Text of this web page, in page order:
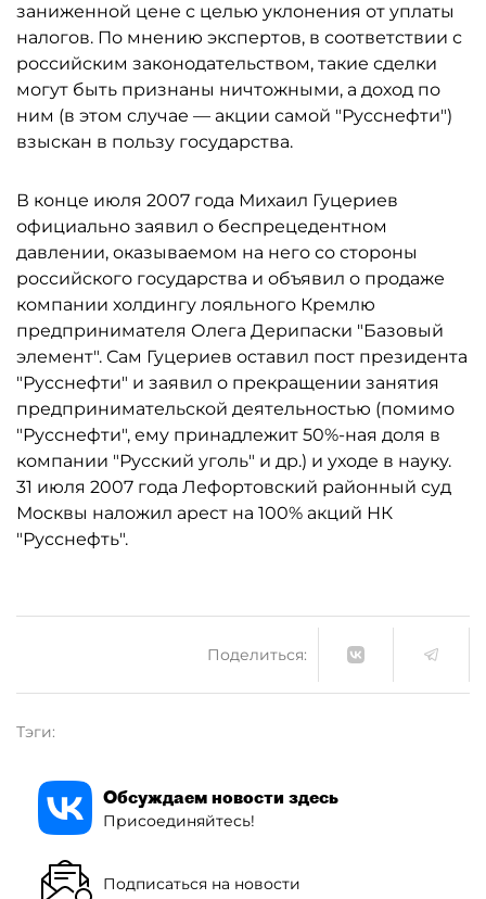
заниженной цене с целью уклонения от уплаты
налогов. По мнению экспертов, в соответствии с
российским законодательством, такие сделки
могут быть признаны ничтожными, а доход по
ним (в этом случае — акции самой "Русснефти")
взыскан в пользу государства.
В конце июля 2007 года Михаил Гуцериев
официально заявил о беспрецедентном
давлении, оказываемом на него со стороны
российского государства и объявил о продаже
компании холдингу лояльного Кремлю
предпринимателя Олега Дерипаски "Базовый
элемент". Сам Гуцериев оставил пост президента
"Русснефти" и заявил о прекращении занятия
предпринимательской деятельностью (помимо
"Русснефти", ему принадлежит 50%-ная доля в
компании "Русский уголь" и др.) и уходе в науку.
31 июля 2007 года Лефортовский районный суд
Москвы наложил арест на 100% акций НК
"Русснефть".
Поделиться:
Тэги:
Обсуждаем новости здесь
Присоединяйтесь!
Подписаться на новости